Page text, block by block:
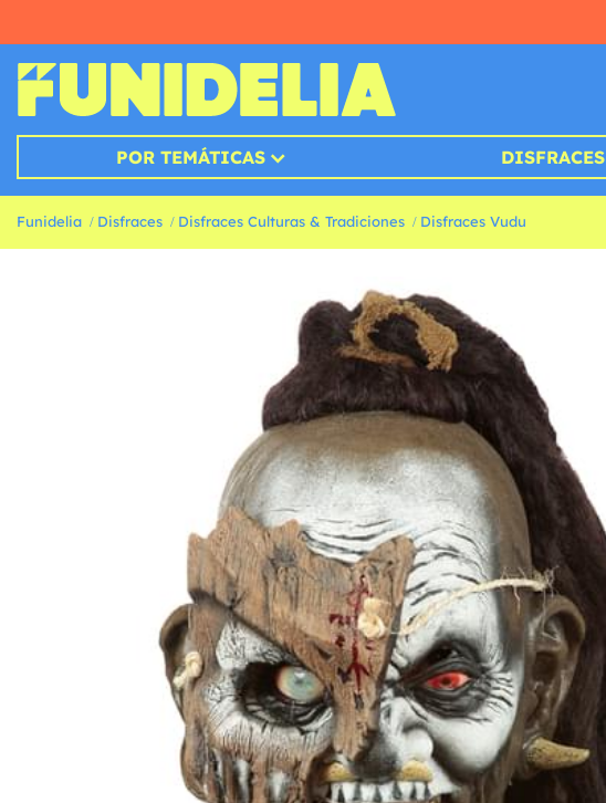
POR TEMÁTICAS DISFRACES
Funidelia Disfraces Disfraces Culturas & Tradiciones Disfraces Vudu